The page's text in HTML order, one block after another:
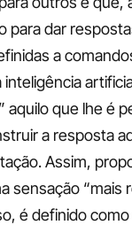
para dar
a
aquilo que lhe é
a resposta
Assim,
sensação “mais
é definido